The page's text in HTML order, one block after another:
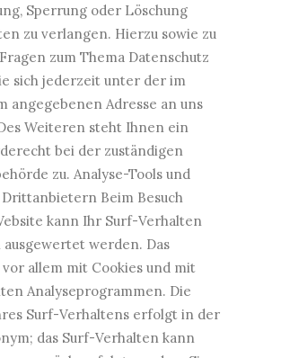
Sperrung oder Löschung
zu verlangen. Hierzu sowie zu
zum Thema Datenschutz
sich jederzeit unter der im
angegebenen Adresse an uns
Weiteren steht Ihnen ein
bei der zuständigen
zu. Analyse-Tools und
Beim Besuch
kann Ihr Surf-Verhalten
ausgewertet werden. Das
allem mit Cookies und mit
Analyseprogrammen. Die
Surf-Verhaltens erfolgt in der
das Surf-Verhalten kann